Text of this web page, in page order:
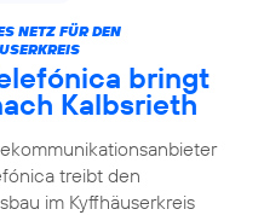
NETZ FÜR DEN
bringt
Kalbsrieth
treibt den
im Kyffhäuserkreis